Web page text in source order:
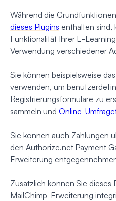
Während die
dieses Plugins enthalten sind,
Funktionalität Ihrer E-
Verwendung verschiedener
Sie können beispielsweise
verwenden, um
Registrierungsformulare zu
sammeln und Online-
Sie können auch Zahlungen
den Authorize.net Payment
Erweiterung
Zusätzlich können Sie dieses
MailChimp-Erweiterung